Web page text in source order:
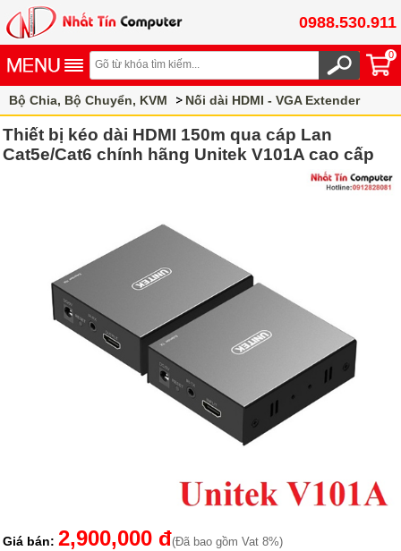
0988.530.911
0
Bộ Chia, Bộ Chuyển, KVM
Nối dài HDMI - VGA Extender
HDMI Extender
Thiết bị kéo dài HDMI 150m qua cáp Lan
Cat5e/Cat6 chính hãng Unitek V101A cao cấp
Giá bán: 2,900,000 đ(Đã bao gồm Vat 8%)